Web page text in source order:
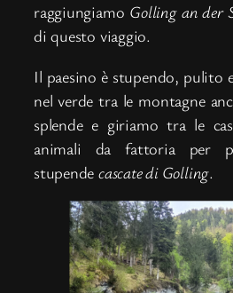
raggiungiamo Golling an der
di questo viaggio.
Il paesino è stupendo, pulito
nel verde tra le montagne
splende e giriamo tra le
animali da fattoria per
stupendecascate di Golling.